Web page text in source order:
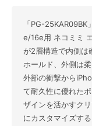
「PG-
e/16e用 ネコミミ
が2層構造で内側は
ホールド、外側は
外部の衝撃から
て耐久性に優れた
ザインを活かすク
にカスタマイズす